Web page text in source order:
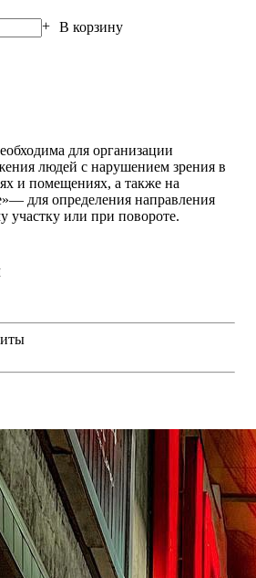
+ В корзину
для организации
людей с нарушением зрения в
и помещениях, а также на
для определения направления
участку или при повороте.